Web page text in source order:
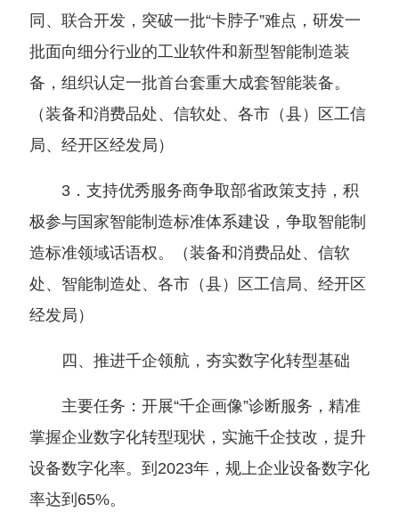
同、联合开发，突破一批“卡脖子”难点，研发一
批面向细分行业的工业软件和新型智能制造装
备，组织认定一批首台套重大成套智能装备。
（装备和消费品处、信软处、各市（县）
区工信
局、经开区经发局 ）
3．支持优秀服务商争取部省政策支持，积
极参与国家智能制造标准体系建设，争取智能制
造标准领域话语权。
（装备和消费品处、信软
处、智能制造处、各市（县）
区工信局、经开区
经发局 ）
四、推进千企领航，夯实数字化转型基础
主要任务：开展“千企画像”诊断服务，精准
掌握企业数字化转型现状，实施千企技改，提升
设备数字化率。到2023年，规上企业设备数字化
率达到 65%。